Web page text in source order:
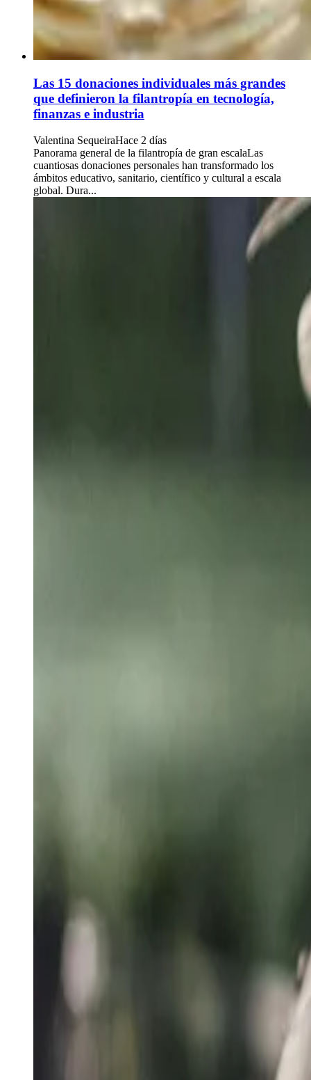
Las 15 donaciones individuales más grandes
que definieron la filantropía en tecnología,
finanzas e industria
Valentina SequeiraHace 2 días
Panorama general de la filantropía de gran escalaLas
cuantiosas donaciones personales han transformado los
ámbitos educativo, sanitario, científico y cultural a escala
global. Dura...